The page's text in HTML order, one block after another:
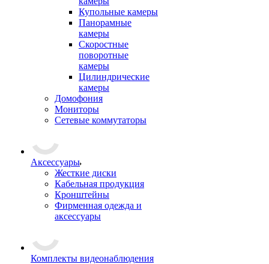
Купольные камеры
Панорамные
камеры
Скоростные
поворотные
камеры
Цилиндрические
камеры
Домофония
Мониторы
Сетевые коммутаторы
Аксессуары
Жесткие диски
Кабельная продукция
Кронштейны
Фирменная одежда и
аксессуары
Комплекты видеонаблюдения